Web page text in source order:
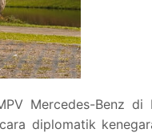
Mercedes-Benz di
diplomatik